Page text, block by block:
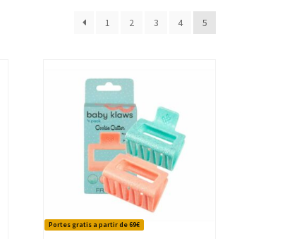
1 2 3 4 5
Portes gratis a partir de 69€